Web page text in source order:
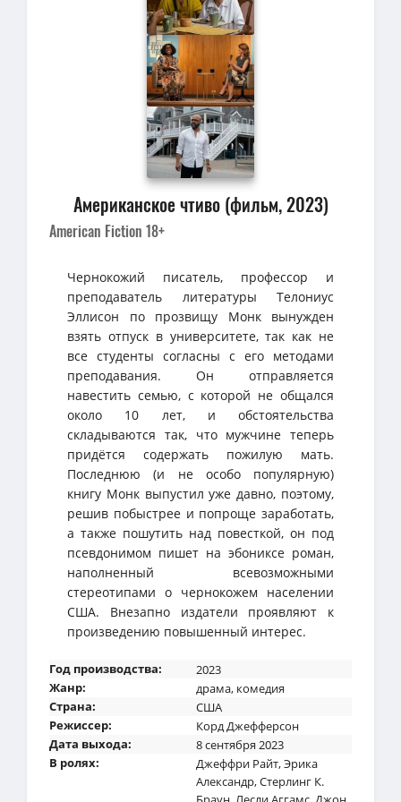
Американское чтиво (фильм, 2023)
American Fiction 18+
Чернокожий писатель, профессор и
преподаватель литературы Телониус
Эллисон по прозвищу Монк вынужден
взять отпуск в университете, так как не
все студенты согласны с его методами
преподавания. Он отправляется
навестить семью, с которой не общался
около 10 лет, и обстоятельства
складываются так, что мужчине теперь
придётся содержать пожилую мать.
Последнюю (и не особо популярную)
книгу Монк выпустил уже давно, поэтому,
решив побыстрее и попроще заработать,
а также пошутить над повесткой, он под
псевдонимом пишет на эбониксе роман,
наполненный всевозможными
стереотипами о чернокожем населении
США. Внезапно издатели проявляют к
произведению повышенный интерес.
Год производства:
2023
Жанр:
драма, комедия
Страна:
США
Режиссер:
Корд Джефферсон
Дата выхода:
8 сентября 2023
В ролях:
Джеффри Райт,Эрика
Александр,Стерлинг К.